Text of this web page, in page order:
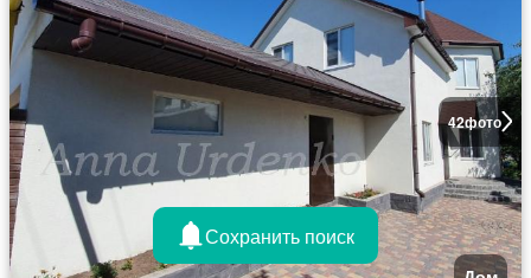
42фото
Сохранить поиск